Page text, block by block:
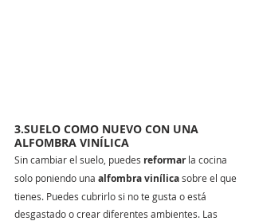
3.SUELO COMO NUEVO CON UNA
ALFOMBRA VINÍLICA
Sin cambiar el suelo, puedes reformar la cocina
solo poniendo una alfombra vinílica sobre el que
tienes. Puedes cubrirlo si no te gusta o está
desgastado o crear diferentes ambientes. Las